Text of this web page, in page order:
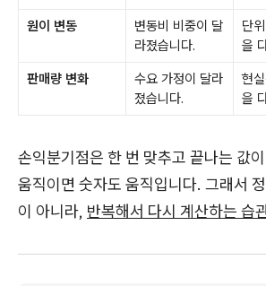
원이 변동
변동비 비중이 달
라졌습니다.
단
을
판매량 변화
수요 가정이 달라
졌습니다.
현
을
손익분기점은 한 번 맞추고 끝나는 값
움직이면 숫자도 움직입니다. 그래서
이 아니라, 반복해서 다시 계산하는 습